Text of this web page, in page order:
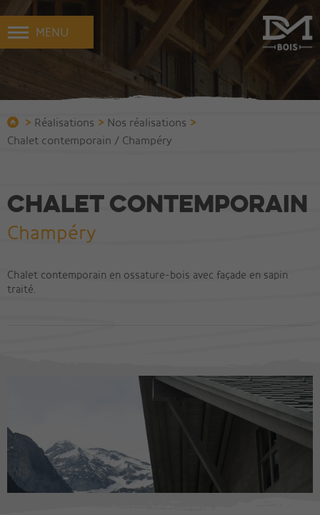
MENU
> Réalisations > Nos réalisations >
Chalet contemporain / Champéry
Chalet contemporain
Champéry
Chalet contemporain en ossature-bois avec façade en sapin
traité.